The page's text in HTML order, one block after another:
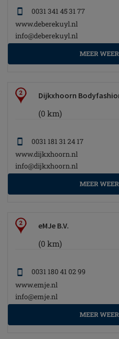
0031 341 45 31 77
www.deberekuyl.nl
info@deberekuyl.nl
MEER
2 Dijkxhoorn
(0 km)
0031 181 31 24 17
www.dijkxhoorn.nl
info@dijkxhoorn.nl
MEER
2 eMJe B.V.
(0 km)
0031 180 41 02 99
www.emje.nl
info@emje.nl
MEER